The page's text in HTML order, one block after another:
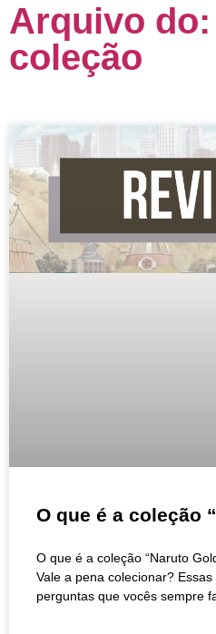
Arquivo do:
coleção
O que é a coleção
O que é a coleção “Naruto
Vale a pena colecionar?
perguntas que vocês sempre